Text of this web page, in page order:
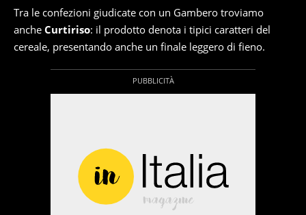
Tra le confezioni giudicate con un Gambero troviamo
anche Curtiriso: il prodotto denota i tipici caratteri del
cereale, presentando anche un finale leggero di fieno.